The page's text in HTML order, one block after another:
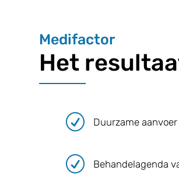
Medifactor
Het
R Duurzame
R Behandelagenda